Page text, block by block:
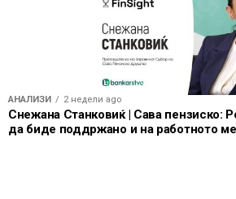
Зборувајќи за периодот кога ја
функцијата министерка, таа
од приватниот сектор не секогаш
АНАЛИЗИ 2 недели ago
Снежана Станковиќ | Сава пензиско:
да биде поддржано и на работното